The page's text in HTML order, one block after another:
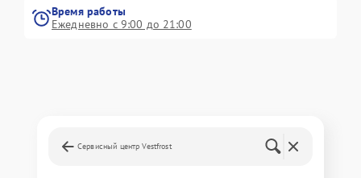
Время работы
Ежедневно с 9:00 до 21:00
Сервисный центр Vestfrost